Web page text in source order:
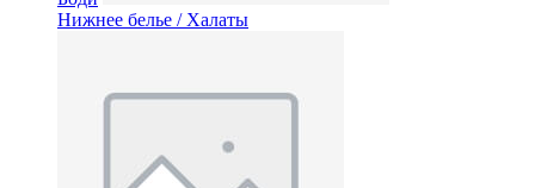
Нижнее белье / Халаты